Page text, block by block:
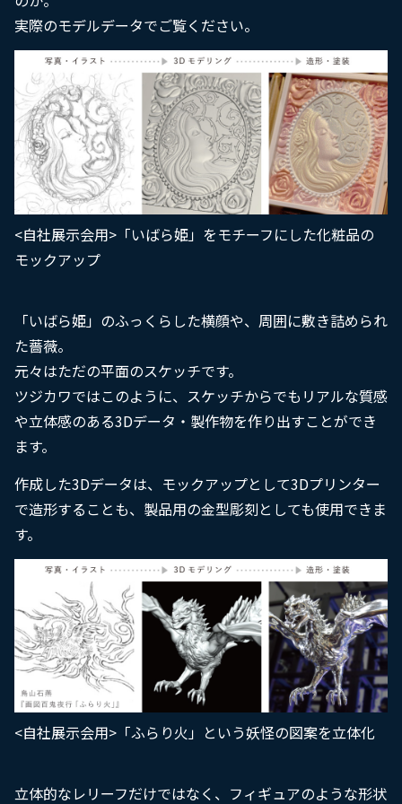
実際のモデルデータでご覧ください。
<自社展示会用>「いばら姫」をモチーフにした化粧品の
モックアップ
「いばら姫」のふっくらした横顔や、周囲に敷き詰められ
た薔薇。
元々はただの平面のスケッチです。
ツジカワではこのように、スケッチからでもリアルな質感
や立体感のある3Dデータ・製作物を作り出すことができ
ます。
作成した3Dデータは、モックアップとして3Dプリンター
で造形することも、製品用の金型彫刻としても使用できま
す。
<自社展示会用>「ふらり火」という妖怪の図案を立体化
立体的なレリーフだけではなく、フィギュアのような形状